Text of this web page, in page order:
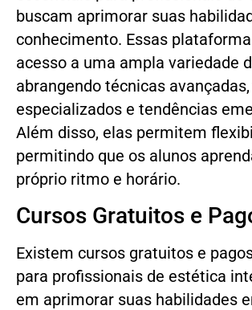
buscam aprimorar suas
conhecimento. Essas
acesso a uma ampla variedade
abrangendo técnicas
especializados e tendências
Além disso, elas permitem
permitindo que os alunos
próprio ritmo e horário.
Cursos Gratuitos e
Existem cursos gratuitos e
para profissionais de estética
em aprimorar suas habilidades